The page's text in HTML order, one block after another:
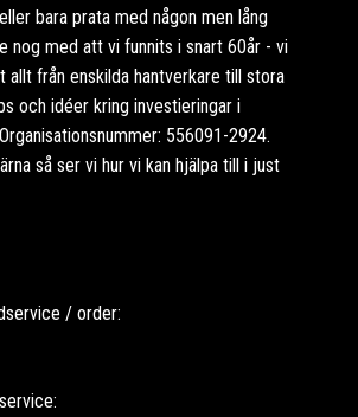
bara prata med någon men lång
nog med att vi funnits i snart 60år - vi
allt från enskilda hantverkare till stora
och idéer kring investieringar i
556091-2924.
så ser vi hur vi kan hjälpa till i just
/ order: